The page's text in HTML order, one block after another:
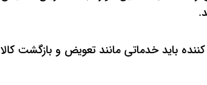
باید خدماتی مانند تعویض و بازگشت کالا